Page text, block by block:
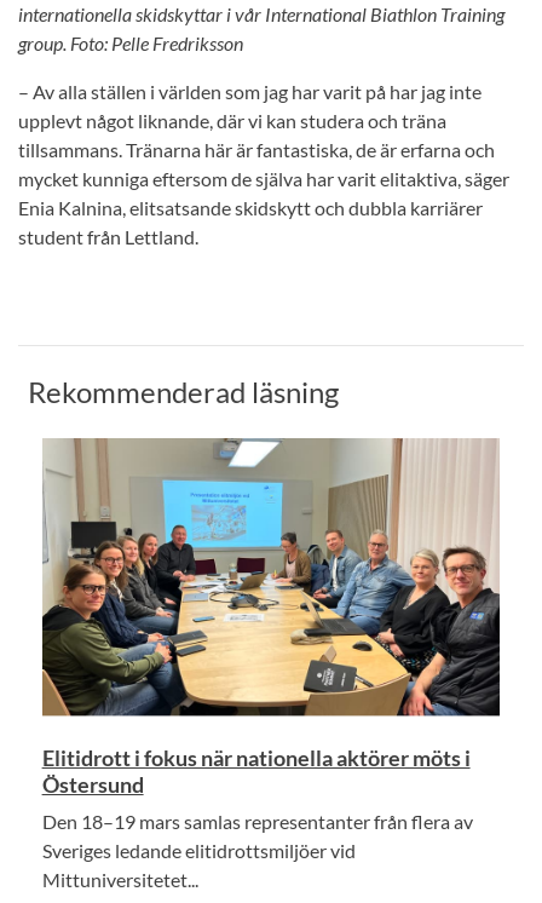
internationella skidskyttar i vår International Biathlon Training
group. Foto: Pelle Fredriksson
– Av alla ställen i världen som jag har varit på har jag inte
upplevt något liknande, där vi kan studera och träna
tillsammans. Tränarna här är fantastiska, de är erfarna och
mycket kunniga eftersom de själva har varit elitaktiva, säger
Enia Kalnina, elitsatsande skidskytt och dubbla karriärer
student från Lettland.
Rekommenderad läsning
Elitidrott i fokus när nationella aktörer möts i
Östersund
Den 18–19 mars samlas representanter från flera av
Sveriges ledande elitidrottsmiljöer vid
Mittuniversitetet...